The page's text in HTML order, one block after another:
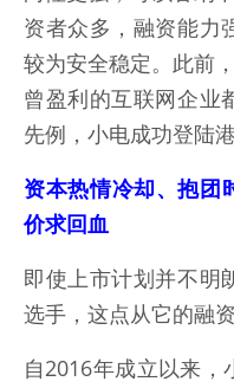
资者众多，融资能力
较为安全稳定。此前
曾盈利的互联网企业
先例，小电成功登陆
资本热情冷却、抱团
价求回血
即使上市计划并不明
选手，这点从它的融
自2016年成立以来，